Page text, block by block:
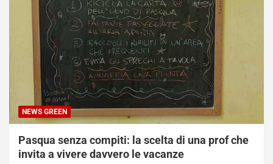
NEWS GREEN
Pasqua senza compiti: la scelta di una prof che
invita a vivere davvero le vacanze